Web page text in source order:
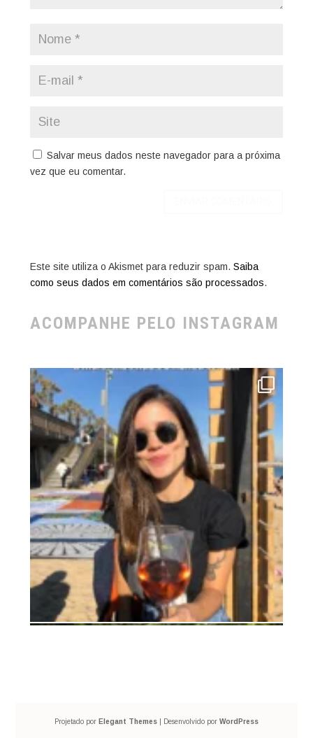
Salvar meus dados neste navegador para a próxima
vez que eu comentar.
Este site utiliza o Akismet para reduzir spam. Saiba
como seus dados em comentários são processados.
ACOMPANHE PELO INSTAGRAM
Projetado por Elegant Themes| Desenvolvido por WordPress